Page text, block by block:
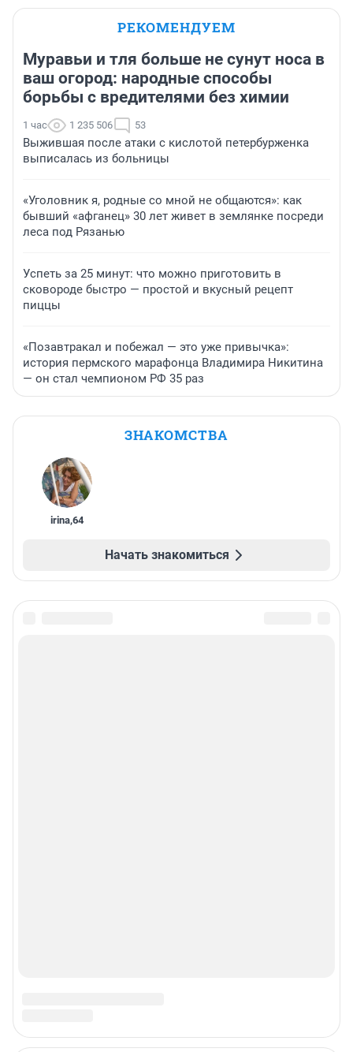
РЕКОМЕНДУЕМ
Муравьи и тля больше не сунут носа в
ваш огород: народные способы
борьбы с вредителями без химии
1 час 1 235 506 53
Выжившая после атаки с кислотой петербурженка
выписалась из больницы
«Уголовник я, родные со мной не общаются»: как
бывший «афганец» 30 лет живет в землянке посреди
леса под Рязанью
Успеть за 25 минут: что можно приготовить в
сковороде быстро — простой и вкусный рецепт
пиццы
«Позавтракал и побежал — это уже привычка»:
история пермского марафонца Владимира Никитина
— он стал чемпионом РФ 35 раз
ЗНАКОМСТВА
irina,64
Начать знакомиться